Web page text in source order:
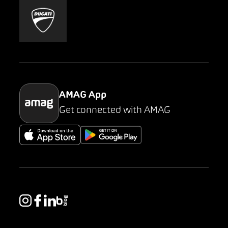
Mobility-as-a-Service
Parking
AMAG App
Get connected with AMAG